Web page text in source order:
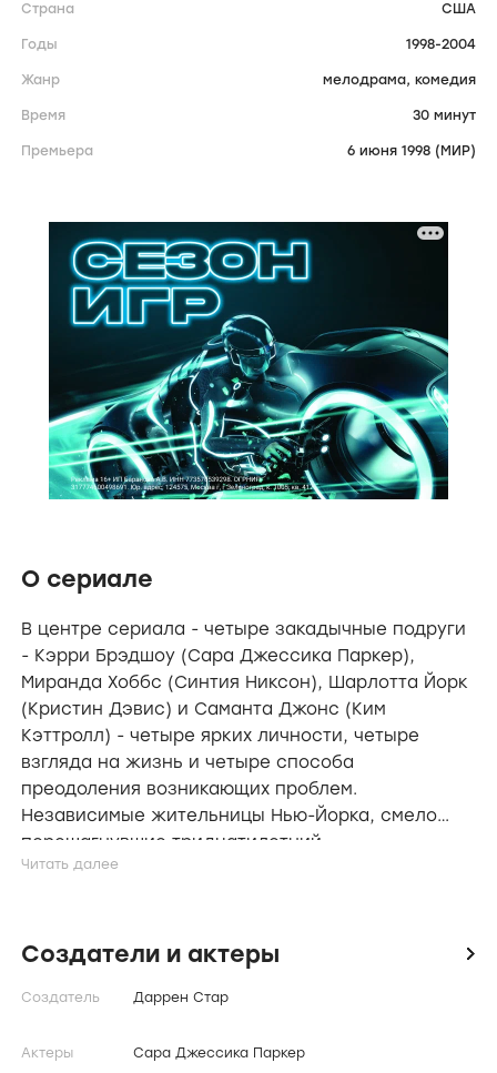
Страна США
Годы 1998-2004
Жанр мелодрама, комедия
Время 30 минут
Премьера 6 июня 1998 (МИР)
О сериале
В центре сериала - четыре закадычные подруги
- Кэрри Брэдшоу (Сара Джессика Паркер),
Миранда Хоббс (Синтия Никсон), Шарлотта Йорк
(Кристин Дэвис) и Саманта Джонс (Ким
Кэттролл) - четыре ярких личности, четыре
взгляда на жизнь и четыре способа
преодоления возникающих проблем.
Независимые жительницы Нью-Йорка, смело
перешагнувшие тридцатилетний
рубеж,уверенные в себе и откровенные в
козыри "Секса в большом городе", сериала,
который дает женщинам повод искренне
сопереживать главным героиням, а мужчинам -
проблем.
Создатели и актеры icon
Создатель Даррен Стар
Актеры
Сара Джессика Паркер